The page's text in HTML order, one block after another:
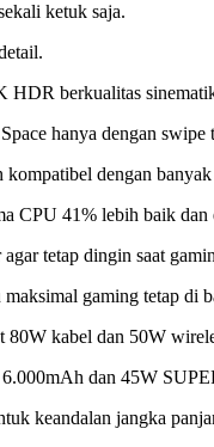
ketuk saja.
HDR berkualitas
hanya dengan swipe
kompatibel dengan
CPU 41% lebih baik
tetap dingin saat
gaming tetap di
80W kabel dan 50W
6.000mAh dan 45W
keandalan jangka